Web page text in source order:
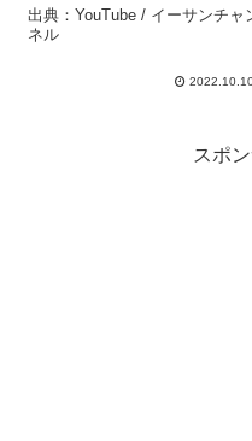
出典：YouTube / イーサンチャ
ネル
スポ